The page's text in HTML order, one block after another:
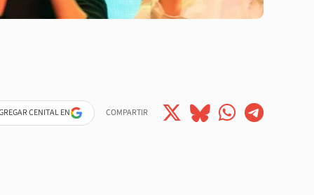
CENITAL EN COMPARTIR